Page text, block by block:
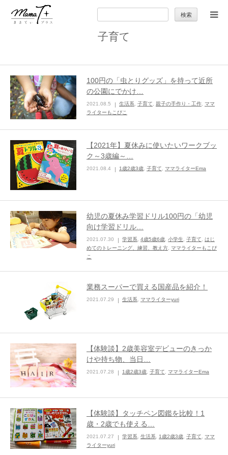
索:
子育て
100円の「虫とりグッズ」を持って近所
の公園にでかけ…
2021.08.5 生活系 子育て 親子の手作り・工作 ママ
ライターもこぴこ
【2021年】夏休みに使いたいワークブッ
ク～3歳編～…
2021.08.4 1歳2歳3歳, 子育て, ママライターEma
幼児の夏休み学習ドリル100円の「幼児
向け学習ドリル…
2021.07.30 学習系 4歳5歳6歳 小学生 子育て
はじ
めてのトレーニング、練習、教え方 ママライターもこぴ
こ
業務スーパーで買える国産品を紹介！
2021.07.29 生活系 ママライターyuri
【体験談】2歳美容室デビューのきっか
けや持ち物、当日…
2021.07.28 1歳2歳3歳 子育て ママライターEma
【体験談】タッチペン図鑑を比較！1
歳・2歳でも使える…
2021.07.27 学習系, 生活系, 1歳2歳3歳, 子育て, ママ
ライターyuri
セカンドキャリア
暮らしの小ワザ
子育て
季節の行事やお出かけ
特集
ままてぃ編集部